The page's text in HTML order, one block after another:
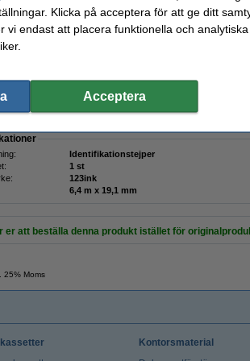
tejp | 19,1mm x 6,40m (varumärket 123ink)
och tillförlitlig version av Brady M21-750-595-
som är certifierad enligt den högsta ISO-standarden
lämplig för M210, M210-LAB och M211.
Identifikationstejper
1 st
123ink
6,4 m x 19,1 mm
er att beställa denna produkt istället för
25% Moms
Kontorsmaterial
Klicka på acceptera för att ge ditt
vi endast att placera funktionella och
Acceptera